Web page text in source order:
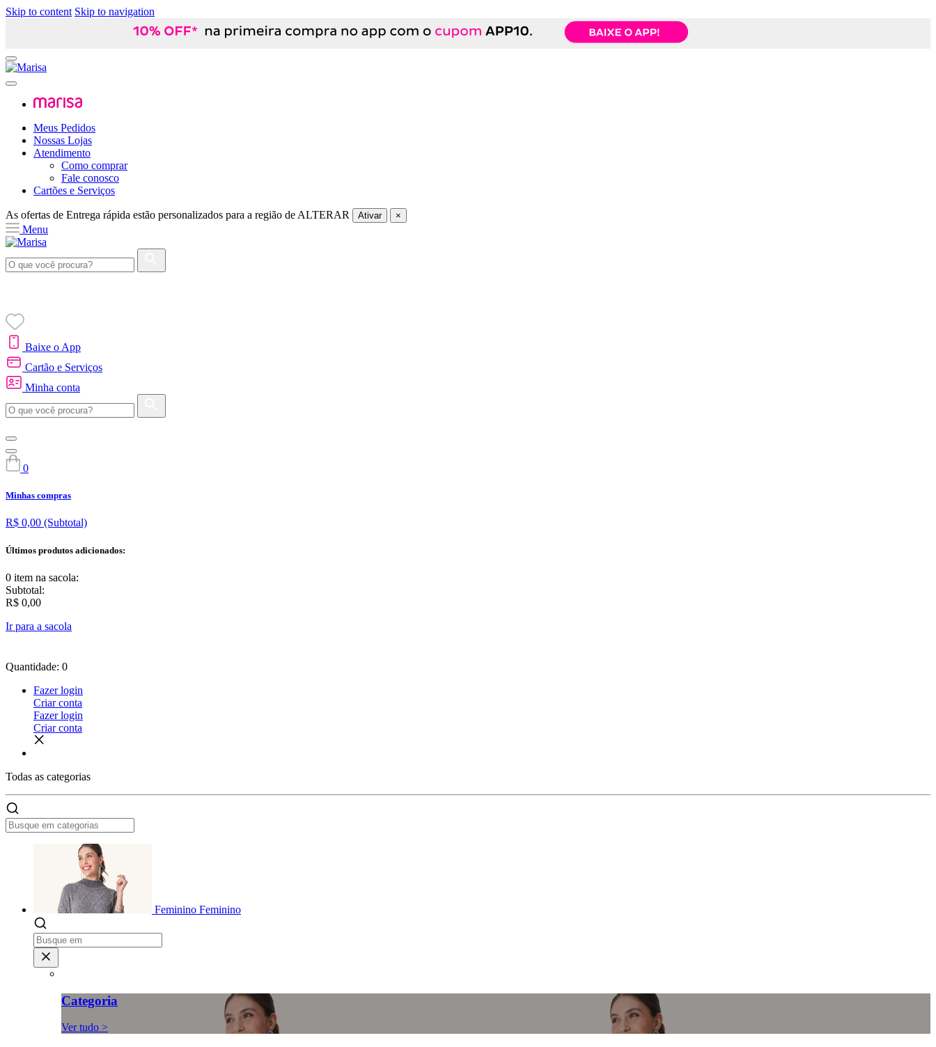
Skip to content Skip to navigation
Meus Pedidos
Nossas Lojas
Atendimento
Como comprar
Fale conosco
Cartões e Serviços
As ofertas de Entrega rápida estão personalizados para a região de ALTERAR Ativar ×
Menu
Baixe o App
Cartão e Serviços
Minha conta
0
Minhas compras
R$ 0,00 (Subtotal)
Últimos produtos adicionados:
0 item na sacola:
Subtotal:
R$ 0,00
Ir para a sacola
Quantidade: 0
Fazer login
Criar conta
Fazer login
Criar conta
Todas as categorias
Feminino Feminino
Categoria
Ver tudo >